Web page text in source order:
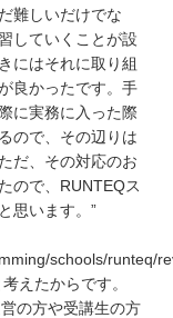
難しいだけでな
していくことが設
にはそれに取り組
良かったです。手
に実務に入った際
ので、その辺りは
だ、その対応のお
ので、RUNTEQス
思います。”
schools/runteq/
えたからです。
の方や受講生の方